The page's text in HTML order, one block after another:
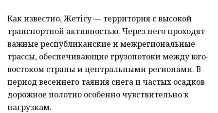
Как известно, Жетісу — территория с высокой
транспортной активностью. Через него проходят
важные республиканские и межрегиональные
трассы, обеспечивающие грузопотоки между юго-
востоком страны и центральными регионами. В
период весеннего таяния снега и частых осадков
дорожное полотно особенно чувствительно к
нагрузкам.